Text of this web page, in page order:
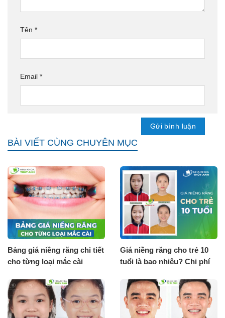
Tên *
Email *
BÀI VIẾT CÙNG CHUYÊN MỤC
Bảng giá niềng răng chi tiết
cho từng loại mắc cài
Giá niềng răng cho trẻ 10
tuổi là bao nhiêu? Chi phí